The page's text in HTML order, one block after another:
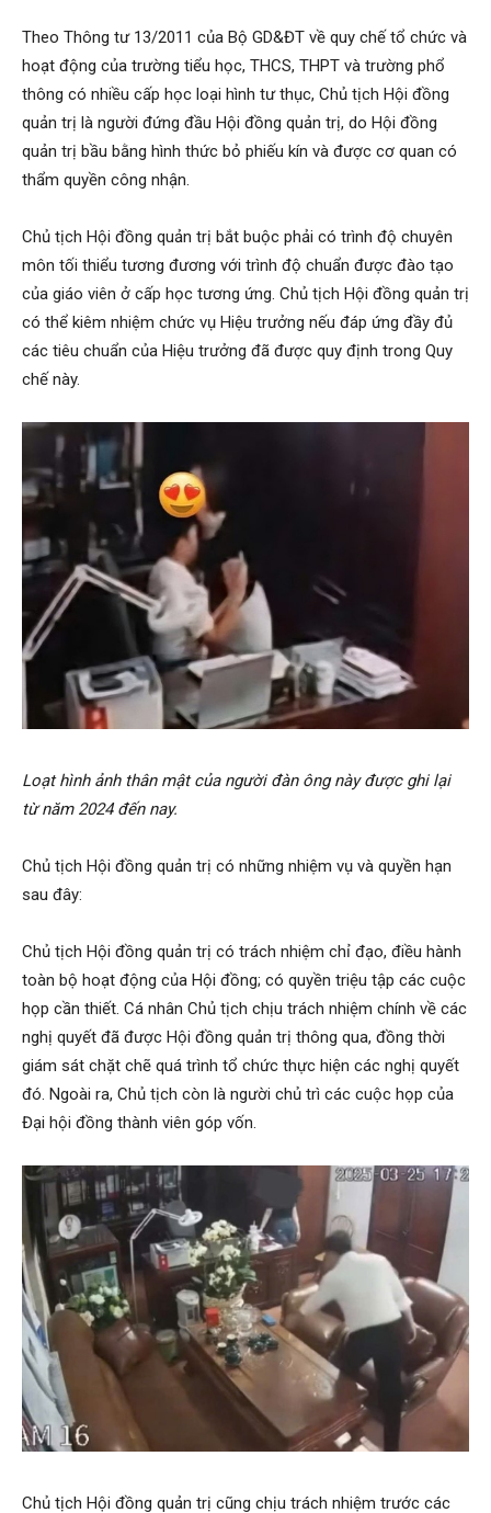
Theo Thông tư 13/2011 của Bộ GD&ĐT về quy chế tổ chức và
hoạt động của trường tiểu học, THCS, THPT và trường phổ
thông có nhiều cấp học loại hình tư thục, Chủ tịch Hội đồng
quản trị là người đứng đầu Hội đồng quản trị, do Hội đồng
quản trị bầu bằng hình thức bỏ phiếu kín và được cơ quan có
thẩm quyền công nhận.
Chủ tịch Hội đồng quản trị bắt buộc phải có trình độ chuyên
môn tối thiểu tương đương với trình độ chuẩn được đào tạo
của giáo viên ở cấp học tương ứng. Chủ tịch Hội đồng quản trị
có thể kiêm nhiệm chức vụ Hiệu trưởng nếu đáp ứng đầy đủ
các tiêu chuẩn của Hiệu trưởng đã được quy định trong Quy
chế này.
Loạt hình ảnh thân mật của người đàn ông này được ghi lại
từ năm 2024 đến nay.
Chủ tịch Hội đồng quản trị có những nhiệm vụ và quyền hạn
sau đây:
Chủ tịch Hội đồng quản trị có trách nhiệm chỉ đạo, điều hành
toàn bộ hoạt động của Hội đồng; có quyền triệu tập các cuộc
họp cần thiết. Cá nhân Chủ tịch chịu trách nhiệm chính về các
nghị quyết đã được Hội đồng quản trị thông qua, đồng thời
giám sát chặt chẽ quá trình tổ chức thực hiện các nghị quyết
đó. Ngoài ra, Chủ tịch còn là người chủ trì các cuộc họp của
Đại hội đồng thành viên góp vốn.
Chủ tịch Hội đồng quản trị cũng chịu trách nhiệm trước các